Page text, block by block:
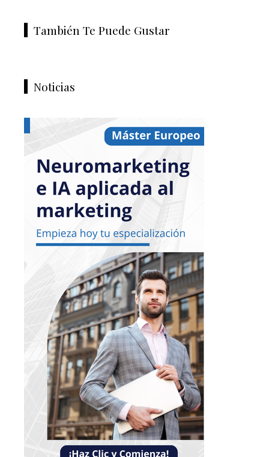
También Te Puede Gustar
Noticias